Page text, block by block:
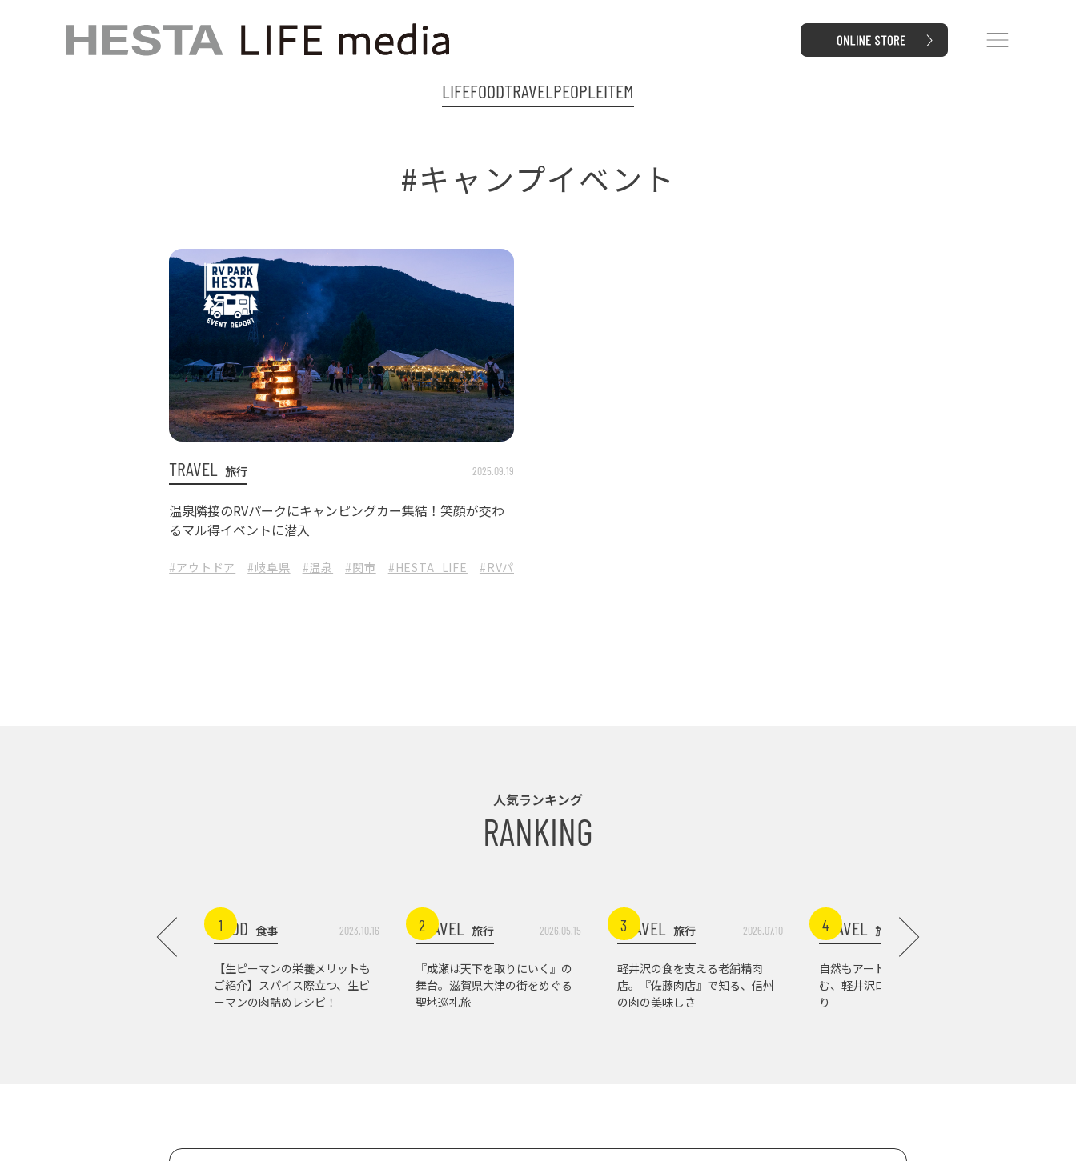
LIFEFOODTRAVELPEOPLEITEM
#キャンプイベント
TRAVEL 旅行 2025.09.19
温泉隣接のRVパークにキャンピングカー集結！笑顔が交わ
るマル得イベントに潜入
#アウトドア #岐阜県 #温泉 #関市 #HESTA_LIFE #RVパークHESTA板取川温泉
人気ランキング
RANKING
1FOOD 食事 2023.10.16
【生ピーマンの栄養メリットも
ご紹介】スパイス際立つ、生ピ
ーマンの肉詰めレシピ！
2
TRAVEL 旅行 2026.05.15
『成瀬は天下を取りにいく』の
舞台。滋賀県大津の街をめぐる
聖地巡礼旅
3
TRAVEL 旅行 2026.07.10
軽井沢の食を支える老舗精肉
店。『佐藤肉店』で知る、信州
の肉の美味しさ
4
TRAVEL 旅行
自然もアートもグルメも楽し
む、軽井沢ローカルスポット巡
り